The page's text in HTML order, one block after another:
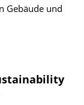
Gebäude und